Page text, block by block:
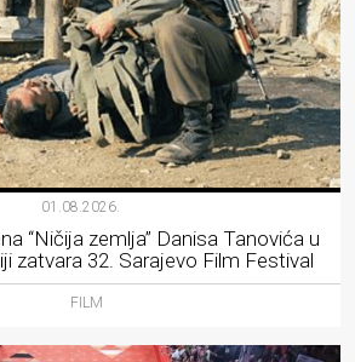
01.08.2026.
“Ničija zemlja” Danisa Tanovića u
zatvara 32. Sarajevo Film Festival
FILM